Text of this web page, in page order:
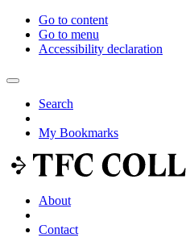
Go to content
Go to menu
Accessibility declaration
Search
My Bookmarks
About
Contact